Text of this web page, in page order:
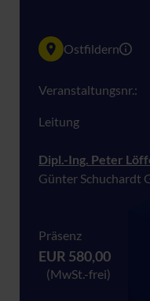
Ostfildern
Veranstaltungsnr.:
Leitung
Dipl.-Ing. Peter
Günter Schuchardt
Präsenz
EUR 580,00
(MwSt.-frei)